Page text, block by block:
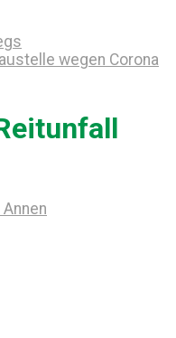
wegen Corona
Annen